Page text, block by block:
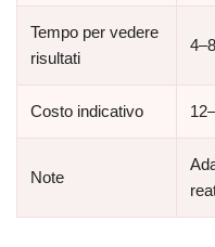
Tempo per vedere
risultati
Costo indicativo
Note